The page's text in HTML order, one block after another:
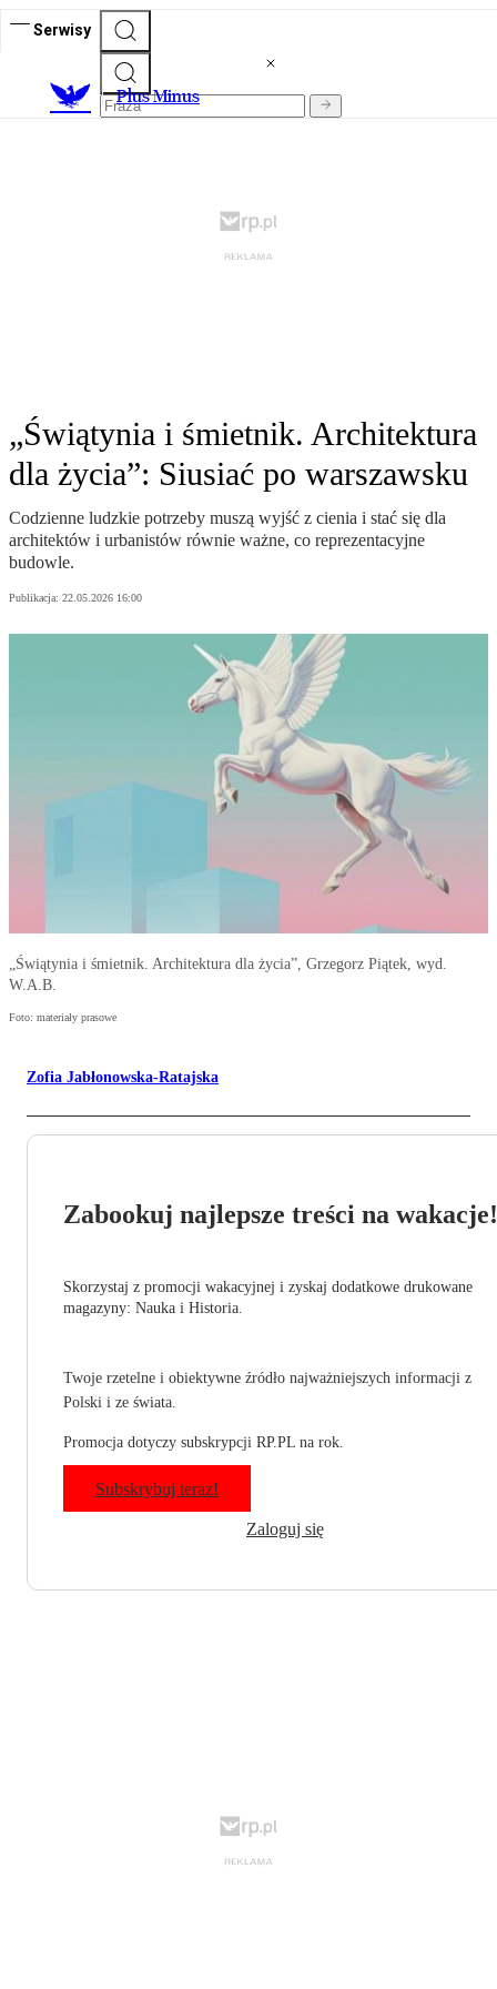
Serwisy
Plus Minus
„Świątynia i śmietnik. Architektura
dla życia”: Siusiać po warszawsku
Codzienne ludzkie potrzeby muszą wyjść z cienia i stać się dla
architektów i urbanistów równie ważne, co reprezentacyjne
budowle.
Publikacja: 22.05.2026 16:00
„Świątynia i śmietnik. Architektura dla życia”, Grzegorz Piątek, wyd.
W.A.B.
Foto: materiały prasowe
Zofia Jabłonowska-Ratajska
Zabookuj najlepsze treści na wakacje!
Skorzystaj z promocji wakacyjnej i zyskaj dodatkowe drukowane
magazyny: Nauka i Historia.
Twoje rzetelne i obiektywne źródło najważniejszych informacji z
Polski i ze świata.
Promocja dotyczy subskrypcji RP.PL na rok.
Subskrybuj teraz!
Zaloguj się